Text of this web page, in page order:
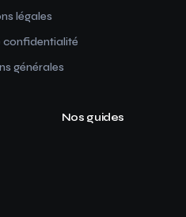
légales
confidentialité
générales
Nos guides